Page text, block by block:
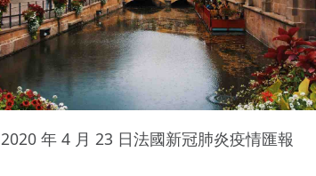
2020 年 4 月 23 日法國新冠肺炎疫情匯報